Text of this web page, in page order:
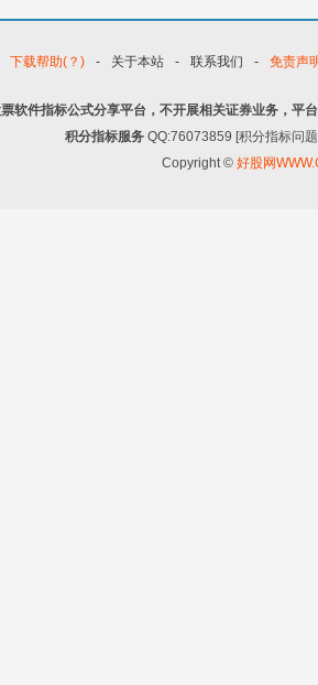
下载帮助(？) - 关于本站 - 联系我们 - 免责声
软件指标公式分享平台，不开展相关证券业务，平
积分指标服务 QQ:76073859 [积分指标问
Copyright © 好股网